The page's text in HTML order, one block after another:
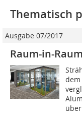
Thematisch
Ausgabe 07/2017
Raum-in-